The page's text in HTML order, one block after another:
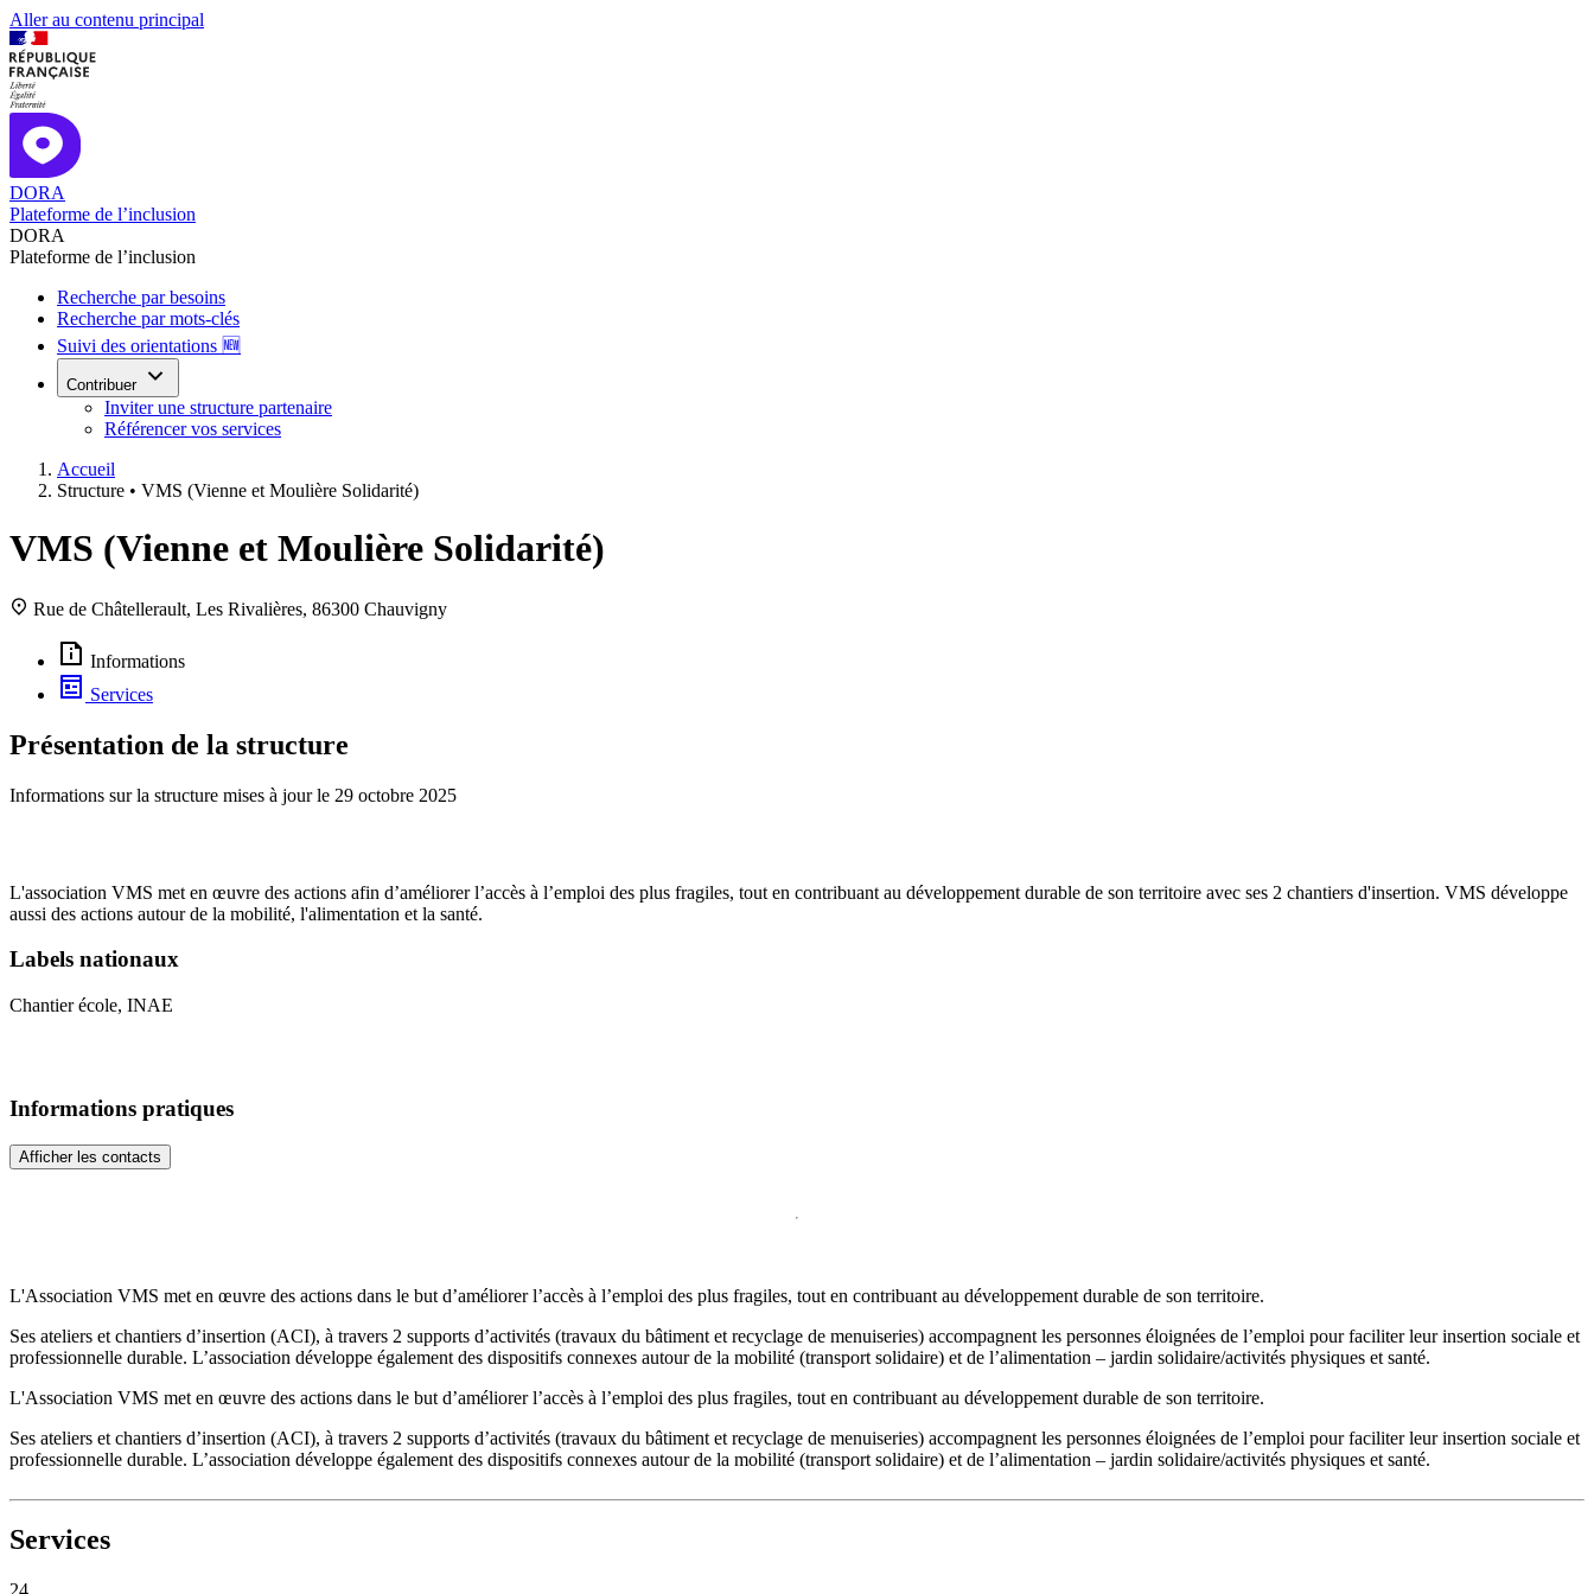
Aller au contenu principal
DORA
Plateforme de l’inclusion
DORA
Plateforme de l’inclusion
Recherche par besoins
Recherche par mots-clés
Suivi des orientations 🆕
Contribuer
Inviter une structure partenaire
Référencer vos services
Accueil
Structure • VMS (Vienne et Moulière Solidarité)
VMS (Vienne et Moulière Solidarité)
Rue de Châtellerault, Les Rivalières, 86300 Chauvigny
Informations
Services
Présentation de la structure
Informations sur la structure mises à jour le 29 octobre 2025
L'association VMS met en œuvre des actions afin d’améliorer l’accès à l’emploi des plus fragiles, tout en contribuant au développement durable de son territoire avec ses 2 chantiers d'insertion. VMS développe
aussi des actions autour de la mobilité, l'alimentation et la santé.
Labels nationaux
Chantier école, INAE
L'Association VMS met en œuvre des actions dans le but d’améliorer l’accès à l’emploi des plus fragiles, tout en contribuant au développement durable de son territoire.
Ses ateliers et chantiers d’insertion (ACI), à travers 2 supports d’activités (travaux du bâtiment et recyclage de menuiseries) accompagnent les personnes éloignées de l’emploi pour faciliter leur insertion sociale et
professionnelle durable. L’association développe également des dispositifs connexes autour de la mobilité (transport solidaire) et de l’alimentation – jardin solidaire/activités physiques et santé.
L'Association VMS met en œuvre des actions dans le but d’améliorer l’accès à l’emploi des plus fragiles, tout en contribuant au développement durable de son territoire.
Ses ateliers et chantiers d’insertion (ACI), à travers 2 supports d’activités (travaux du bâtiment et recyclage de menuiseries) accompagnent les personnes éloignées de l’emploi pour faciliter leur insertion sociale et
professionnelle durable. L’association développe également des dispositifs connexes autour de la mobilité (transport solidaire) et de l’alimentation – jardin solidaire/activités physiques et santé.
Informations pratiques
Afficher les contacts
Services